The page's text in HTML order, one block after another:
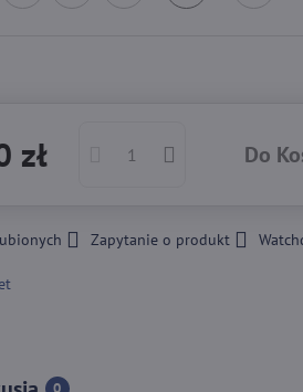
zł Do
Zapytanie o produkt